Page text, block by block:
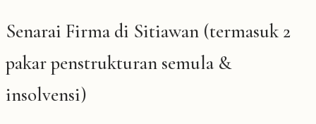
Senarai Firma di Sitiawan (termasuk 2
pakar penstrukturan semula &
insolvensi)